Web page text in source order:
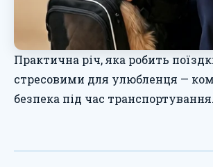
Практична річ, яка робить
стресовими для улюбленця —
безпека під час транспортування.